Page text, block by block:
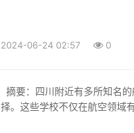
2024-06-24 02:57 0
择。这些学校不仅在航空领域